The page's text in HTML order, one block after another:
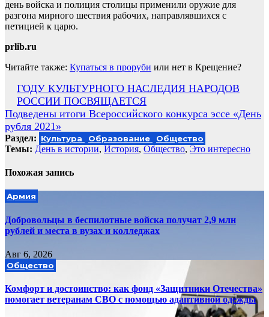
день войска и полиция столицы применили оружие для
разгона мирного шествия рабочих, направлявшихся с
петицией к царю.
prlib.ru
Читайте также: Купаться в проруби или нет в Крещение?
Навигация
по
записям
ГОДУ КУЛЬТУРНОГО НАСЛЕДИЯ НАРОДОВ
РОССИИ ПОСВЯЩАЕТСЯ
Подведены итоги Всероссийского конкурса эссе «День
рубля 2021»
Раздел: Культура Образование Общество
Темы: День в истории, История, Общество, Это интересно
Похожая запись
Армия
Добровольцы в беспилотные войска получат 2,9 млн
рублей и места в вузах и колледжах
Авг 6, 2026
Общество
Комфорт и достоинство: как фонд «Защитники Отечества»
помогает ветеранам СВО с помощью адаптивной одежды